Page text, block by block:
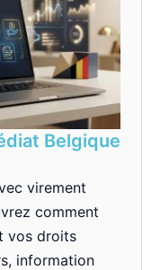
Belgique
virement
comment
vos droits
information